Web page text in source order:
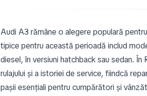
Audi A3 rămâne o alegere populară
tipice pentru această perioadă includ
diesel, în versiuni hatchback sau sedan.
rulajului și a istoriei de service, fiindcă
pașii esențiali pentru cumpărători și